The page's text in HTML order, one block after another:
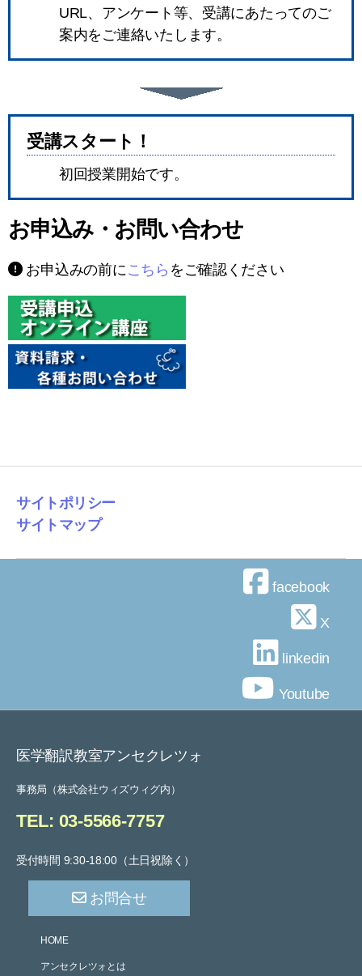
URL、アンケート等、受講にあたってのご
案内をご連絡いたします。
受講スタート！
初回授業開始です。
お申込み・お問い合わせ
お申込みの前に こちら をご確認ください
サイトポリシー
サイトマップ
facebook
X
linkedin
Youtube
医学翻訳教室アンセクレツォ
事務局（株式会社ウィズウィグ内）
TEL: 03-5566-7757
受付時間 9:30-18:00（土日祝除く）
お問合せ
HOME
アンセクレツォとは